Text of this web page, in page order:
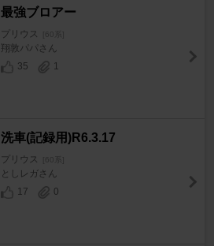
最強ブロアー
プリウス [60系]
翔敦パパさん
35
1
洗車(記録用)R6.3.17
プリウス [60系]
としレガさん
17
0